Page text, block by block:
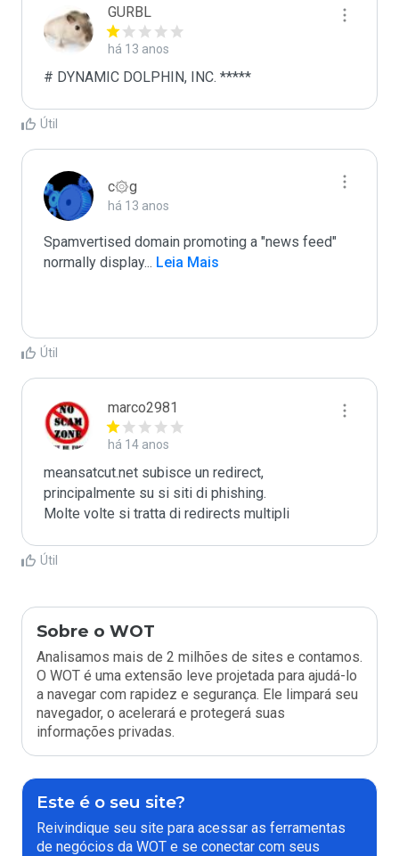
GURBL
há 13 anos
# DYNAMIC DOLPHIN, INC. *****
Útil
c۞g
há 13 anos
Spamvertised domain promoting a "news feed"
normally display... Leia Mais
Útil
marco2981
há 14 anos
meansatcut.net subisce un redirect,
principalmente su si siti di phishing.
Molte volte si tratta di redirects multipli
Útil
Sobre o WOT
Analisamos mais de 2 milhões de sites e contamos.
O WOT é uma extensão leve projetada para ajudá-lo
a navegar com rapidez e segurança. Ele limpará seu
navegador, o acelerará e protegerá suas
informações privadas.
Este é o seu site?
Reivindique seu site para acessar as ferramentas
de negócios da WOT e se conectar com seus